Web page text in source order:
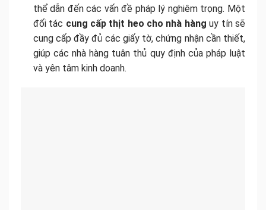
thể dẫn đến các vấn đề pháp lý nghiêm trọng. Một
đối tác cung cấp thịt heo cho nhà hàng uy tín sẽ
cung cấp đầy đủ các giấy tờ, chứng nhận cần thiết,
giúp các nhà hàng tuân thủ quy định của pháp luật
và yên tâm kinh doanh.